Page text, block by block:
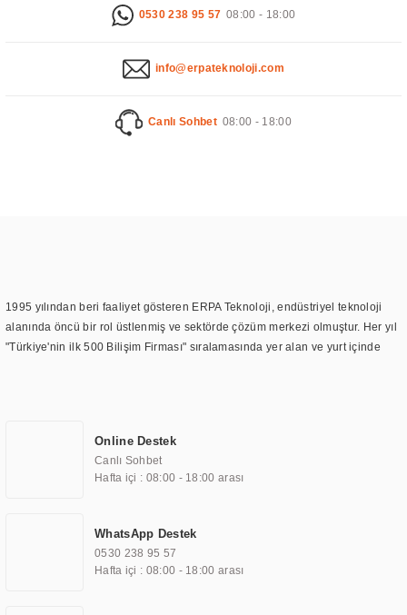
0530 238 95 57 08:00 - 18:00
info@erpateknoloji.com
Canlı Sohbet 08:00 - 18:00
1995 yılından beri faaliyet gösteren ERPA Teknoloji, endüstriyel teknoloji
alanında öncü bir rol üstlenmiş ve sektörde çözüm merkezi olmuştur. Her yıl
"Türkiye'nin ilk 500 Bilişim Firması" sıralamasında yer alan ve yurt içinde
TOCHI markası altında kendi ürettiği ürünlerde kullanmıştır. Günümüzde
TOCHI; videowall, digital signage, kiosk, totem, akıllı durak ekranı, araç içi
ekran, asansör ekranı, digital menüboard, marin ekran, medikal ekran,
ekranları, endüstriyel ekranlar, kapı önü bilgi ekranları, panel PC,
endüstriyel Panel PC, mini PC, endüstriyel mini PC ve akıllı bina sistemleri
gibi çözümleri 4.5" ile 110” boyutları arasında üretebilirken, ayrıca standart
Online Destek
Canlı Sohbet
Hafta içi : 08:00 - 18:00 arası
WhatsApp Destek
0530 238 95 57
Hafta içi : 08:00 - 18:00 arası